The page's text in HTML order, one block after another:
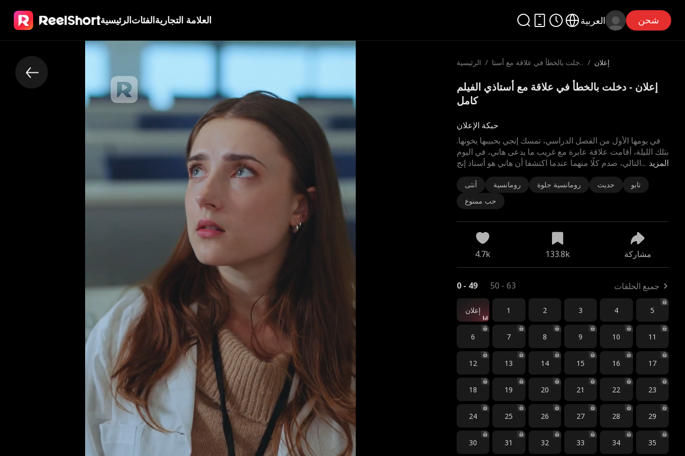
الرئيسيةالفئاتالعلامة التجارية العربية شحن
‫هل هذا ما تريدين؟‬
الرئيسية / دخلت بالخطأ في علاقة مع أستا / إعلان
إعلان - دخلت بالخطأ في علاقة مع أستاذي الفيلم
كامل
حبكة الإعلان
المزيد
في يومها الأول من الفصل الدراسي، تمسك إنجي بحبيبها يخونها.
بتلك الليلة، أقامت علاقة عابرة مع غريب ما يدعى هاني، في اليوم
التالي، صدم كلًا منهما عندما اكتشفا أن هاني هو أستاذ إنج...
أنثى رومانسية رومانسية حلوة حديث
تابو
حب ممنوع
4.7k 133.8k مشاركة
0 - 49 50 - 63 جميع الحلقات
إعلان 1 2 3 4 5
6 7 8 9 10 11
12 13 14 15 16 17
18 19 20 21 22 23
24 25 26 27 28 29
30 31 32 33 34 35